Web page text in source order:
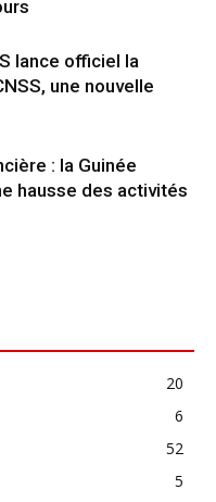
lance officiel la
une nouvelle
: la Guinée
hausse des activités
20
6
52
5